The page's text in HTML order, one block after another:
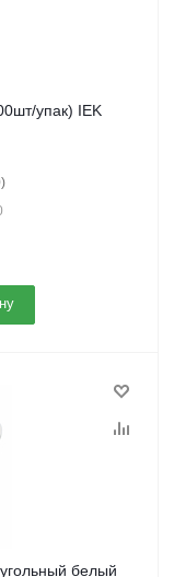
упак) IEK
белый